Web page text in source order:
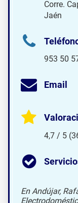
Corre.
Jaén
953 50
Email
4,7 / 5
En Andújar,